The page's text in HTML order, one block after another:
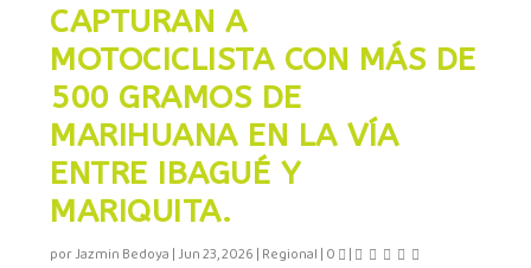
CAPTURAN A
MOTOCICLISTA CON MÁS DE
500 GRAMOS DE
MARIHUANA EN LA VÍA
ENTRE IBAGUÉ Y
MARIQUITA.
porJazmin Bedoya | Jun 23, 2026 | Regional | 0 |